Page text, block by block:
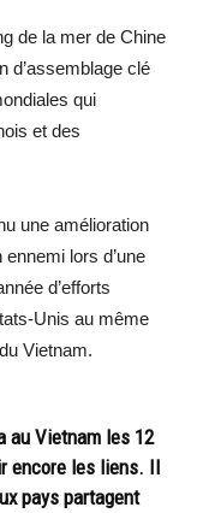
de la mer de Chine
d’assemblage clé
qui
et des
une amélioration
lors d’une
d’efforts
Unis au même
Vietnam.
au Vietnam les 12
encore les liens. Il
pays partagent